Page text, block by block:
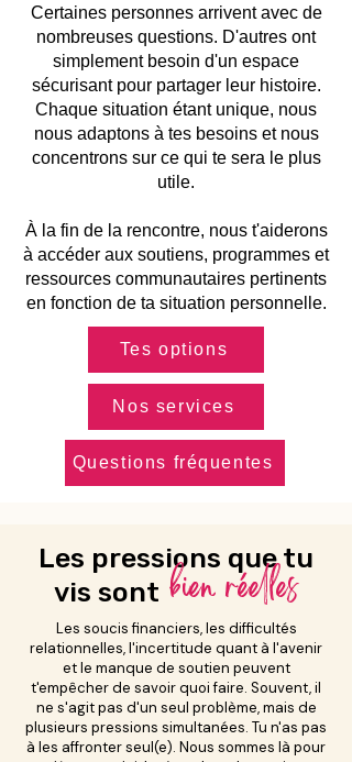
Certaines personnes arrivent avec de
nombreuses questions. D'autres ont
simplement besoin d'un espace
sécurisant pour partager leur histoire.
Chaque situation étant unique, nous
nous adaptons à tes besoins et nous
concentrons sur ce qui te sera le plus
utile.
À la fin de la rencontre, nous t'aiderons
à accéder aux soutiens, programmes et
ressources communautaires pertinents
en fonction de ta situation personnelle.
Tes options
Nos services
Questions fréquentes
Les pressions que tu
vis sont bien réelles
Les soucis financiers, les difficultés
relationnelles, l'incertitude quant à l'avenir
et le manque de soutien peuvent
t'empêcher de savoir quoi faire. Souvent, il
ne s'agit pas d'un seul problème, mais de
plusieurs pressions simultanées. Tu n'as pas
à les affronter seul(e). Nous sommes là pour